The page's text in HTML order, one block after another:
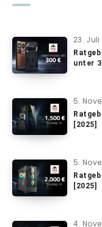
23. Juli
unter
5.
[2025]
5.
[2025]
4.